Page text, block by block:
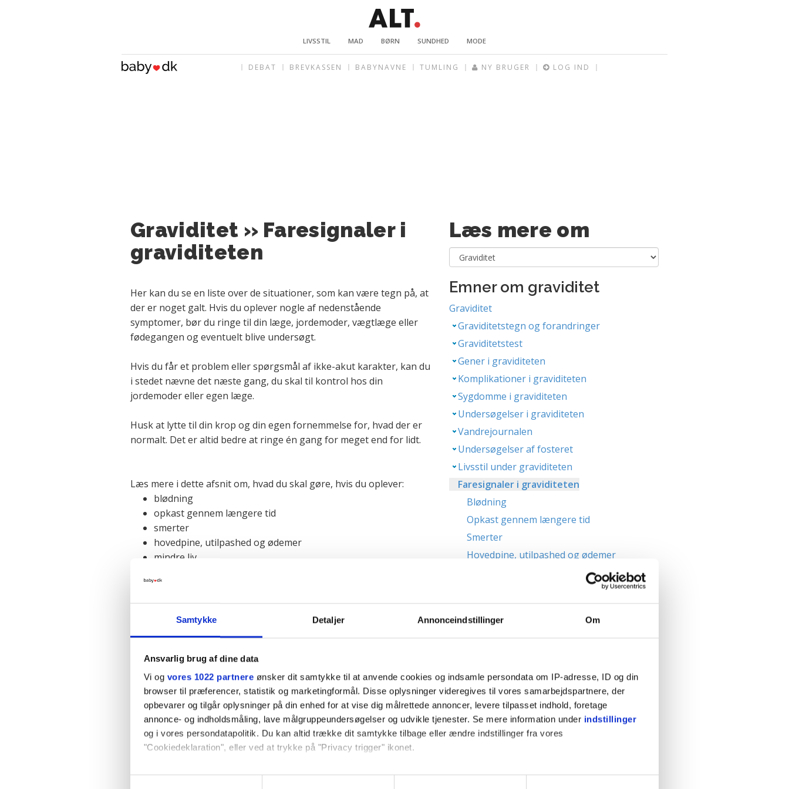
Samtykke Detaljer Annonceindstillinger Om
Ansvarlig brug af dine data
Vi og vores 1022 partnere ønsker dit samtykke til at anvende cookies og indsamle persondata om IP-adresse, ID og din
browser til præferencer, statistik og marketingformål. Disse oplysninger videregives til vores samarbejdspartnere, der
opbevarer og tilgår oplysninger på din enhed for at vise dig målrettede annoncer, levere tilpasset indhold, foretage
annonce- og indholdsmåling, lave målgruppeundersøgelser og udvikle tjenester. Se mere information under indstillinger
og i vores persondatapolitik. Du kan altid trække dit samtykke tilbage eller ændre indstillinger fra vores
"Cookiedeklaration", eller ved at trykke på "Privacy trigger" ikonet.
Hvis du tillader det, vil vi også gerne:
LIVSSTIL MAD BØRN SUNDHED MODE
DEBAT BREVKASSEN BABYNAVNE TUMLING NY BRUGER LOG IND
Graviditet » Faresignaler i
graviditeten
Her kan du se en liste over de situationer, som kan være tegn på, at
der er noget galt. Hvis du oplever nogle af nedenstående
symptomer, bør du ringe til din læge, jordemoder, vægtlæge eller
fødegangen og eventuelt blive undersøgt.
Hvis du får et problem eller spørgsmål af ikke-akut karakter, kan du
i stedet nævne det næste gang, du skal til kontrol hos din
jordemoder eller egen læge.
Husk at lytte til din krop og din egen fornemmelse for, hvad der er
normalt. Det er altid bedre at ringe én gang for meget end for lidt.
Læs mere i dette afsnit om, hvad du skal gøre, hvis du oplever:
blødning
opkast gennem længere tid
smerter
hovedpine, utilpashed og ødemer
mindre liv
plukkeveer / veer
vandafgang
Forrige side Næste side
Læs mere om
Emner om graviditet
Graviditet
Graviditetstegn og forandringer
Graviditetstest
Gener i graviditeten
Komplikationer i graviditeten
Sygdomme i graviditeten
Undersøgelser i graviditeten
Vandrejournalen
Undersøgelser af fosteret
Livsstil under graviditeten
Faresignaler i graviditeten
Blødning
Opkast gennem længere tid
Smerter
Hovedpine, utilpashed og ødemer
Slag mod maven
Plukkeveer / veer
Fosterdød / dødfødsel
Fosterets liv inde i maven
Tvillinge- /flerfoldsgraviditet
Fosterets størrelse (CRL) uge 6-12